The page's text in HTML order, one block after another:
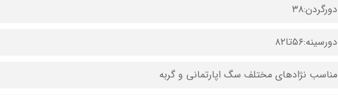
دورگردن:۳۸
دورسینه:۵۶تا۸۲
مناسب نژادهای مختلف سگ اپارتمانی و گربه